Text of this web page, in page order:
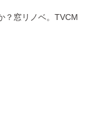
？窓リノベ。TVCM